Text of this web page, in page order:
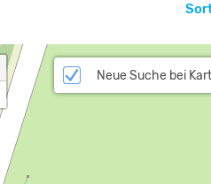
Neue Suche bei